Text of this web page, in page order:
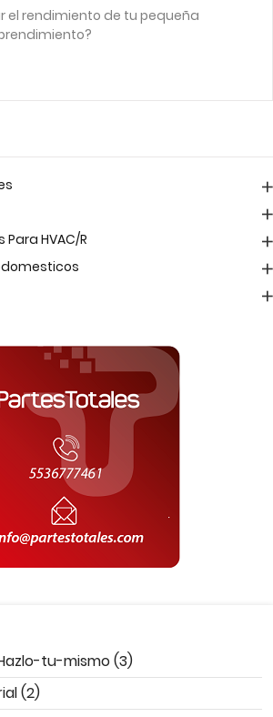
el rendimiento de tu pequeña
HVAC/R
tu-mismo (3)
(2)